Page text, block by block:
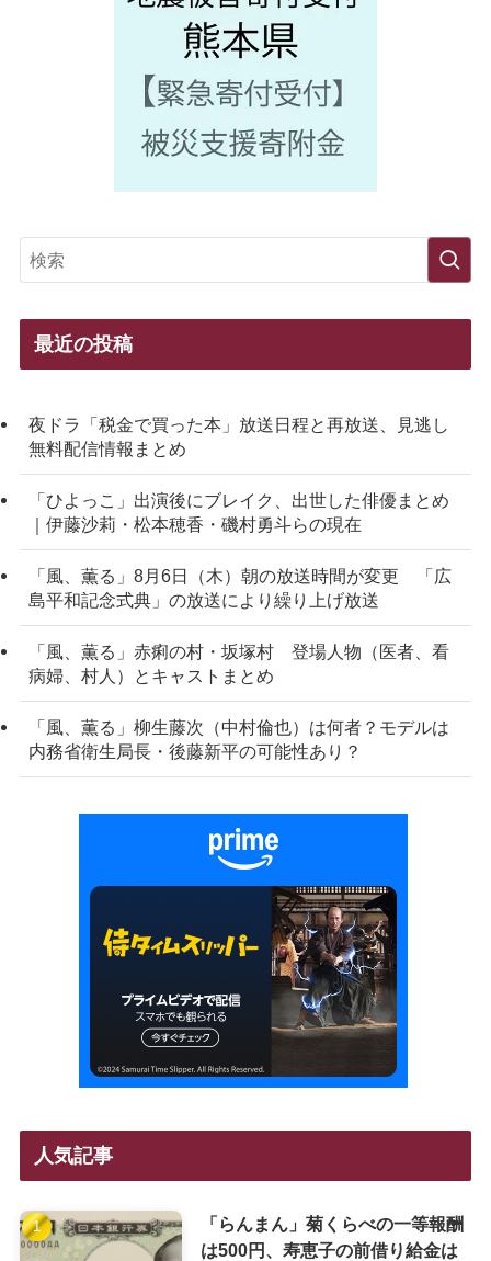
最近の投稿
夜ドラ「税金で買った本」放送日程と再放送、見逃し
無料配信情報まとめ
「ひよっこ」出演後にブレイク、出世した俳優まとめ
｜伊藤沙莉・松本穂香・磯村勇斗らの現在
「風、薫る」8月6日（木）朝の放送時間が変更 「広
島平和記念式典」の放送により繰り上げ放送
「風、薫る」赤痢の村・坂塚村 登場人物（医者、看
病婦、村人）とキャストまとめ
「風、薫る」柳生藤次（中村倫也）は何者？モデルは
内務省衛生局長・後藤新平の可能性あり？
人気記事
「らんまん」菊くらべの一等報酬
は500円、寿恵子の前借り給金は